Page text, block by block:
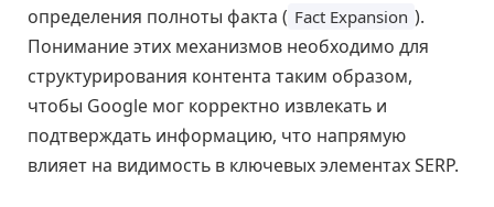
определения полноты факта ( Fact Expansion ).
Понимание этих механизмов необходимо для
структурирования контента таким образом,
чтобы Google мог корректно извлекать и
подтверждать информацию, что напрямую
влияет на видимость в ключевых элементах SERP.